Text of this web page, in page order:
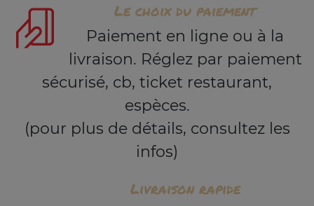
Le choix du paiement
Paiement en ligne ou à la
livraison. Réglez par paiement
sécurisé, cb, ticket restaurant,
espèces.
(pour plus de détails, consultez les
infos)
Livraison rapide